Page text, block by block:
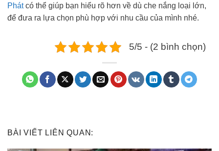
Phátcó thể giúp bạn hiểu rõ hơn về dù che nắng loại lớn,
để đưa ra lựa chọn phù hợp với nhu cầu của mình nhé.
5/5 - (2 bình chọn)
BÀI VIẾT LIÊN QUAN: